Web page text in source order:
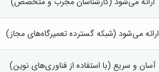
ارائه می‌شود (شبکه گسترده تعمیرگاه‌های مجاز)
آسان و سریع (با استفاده از فناوری‌های نوین)